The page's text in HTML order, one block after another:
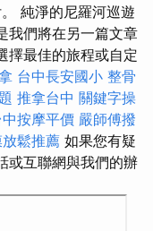
純淨的尼羅河巡遊
我們將在另一篇文章
擇最佳的旅程或自定
台中長安國小 整骨
推拿台中 關鍵字操
中按摩平價 嚴師傅撥
鬆推薦 如果您有疑
或互聯網與我們的辦